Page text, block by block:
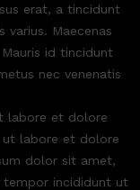
erat, a tincidunt
Maecenas
id tincidunt
nec venenatis
labore et dolore
ut labore et dolore
dolor sit amet,
tempor incididunt ut